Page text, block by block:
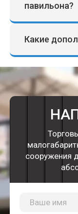
павильона?
Какие
сооружения